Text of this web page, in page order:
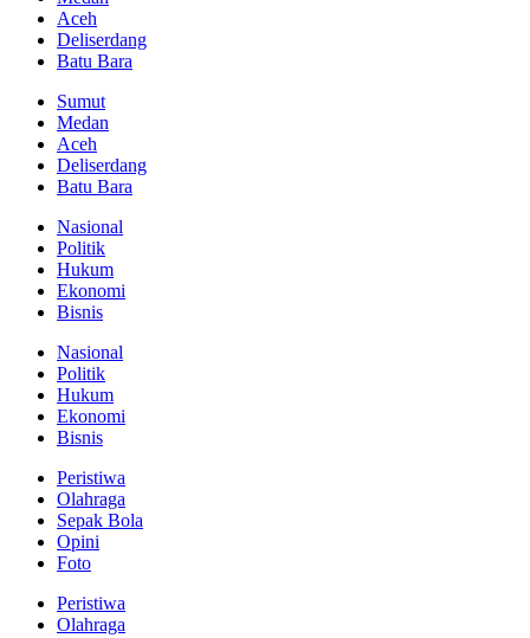
Aceh
Deliserdang
Batu Bara
Sumut
Medan
Aceh
Deliserdang
Batu Bara
Nasional
Politik
Hukum
Ekonomi
Bisnis
Nasional
Politik
Hukum
Ekonomi
Bisnis
Peristiwa
Olahraga
Sepak Bola
Opini
Foto
Peristiwa
Olahraga